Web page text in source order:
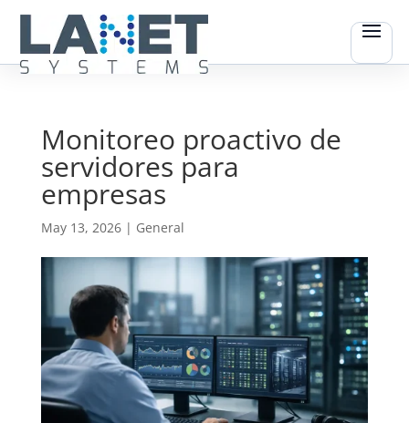
Monitoreo proactivo de
servidores para
empresas
May 13, 2026| General